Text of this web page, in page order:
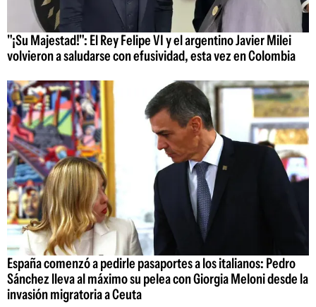
"¡Su Majestad!": El Rey Felipe VI y el argentino Javier Milei
volvieron a saludarse con efusividad, esta vez en Colombia
España comenzó a pedirle pasaportes a los italianos: Pedro
Sánchez lleva al máximo su pelea con Giorgia Meloni desde la
invasión migratoria a Ceuta